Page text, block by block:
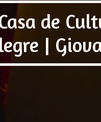
de
|